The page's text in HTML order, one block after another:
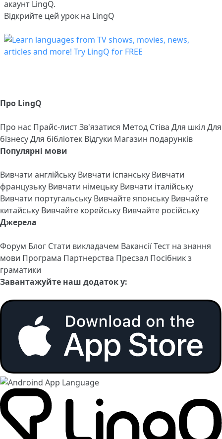
акаунт LingQ.
Відкрийте цей урок на LingQ
Про LingQ
Про нас Прайс-листЗв'язатися Метод Стіва Для шкіл Для
бізнесуДля бібліотек Відгуки Магазин подарунків
Популярні мови
Вивчати англійську Вивчати іспанську Вивчати
французьку Вивчати німецьку Вивчати італійську
Вивчати португальську Вивчайте японську Вивчайте
китайську Вивчайте корейську Вивчайте російську
Джерела
Форум Блог Стати викладачем ВакансіїТест на знання
мови Програма Партнерства Пресзал Посібник з
граматики
Завантажуйте наш додаток у: